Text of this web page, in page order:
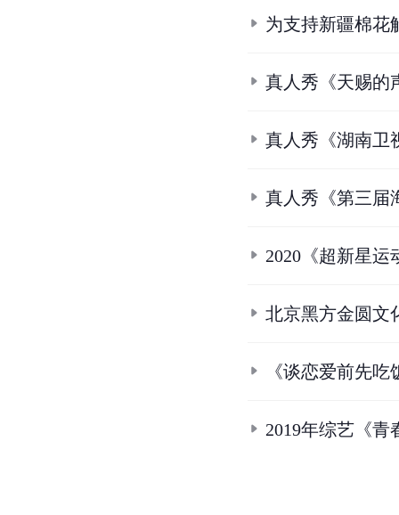
为支持新疆棉花
真人秀《天赐的
真人秀《湖南卫
真人秀《第三届
2020《超新星
北京黑方金圆文
《谈恋爱前先
2019年综艺《